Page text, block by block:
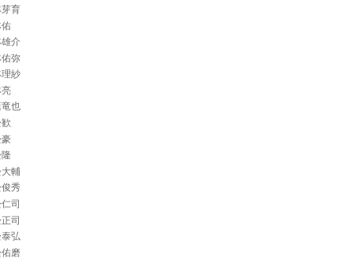
育
介
弥
紗
也
輔
秀
司
司
弘
磨